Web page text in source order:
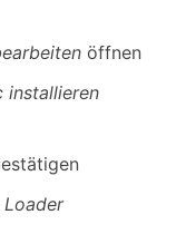
öffnen
installieren